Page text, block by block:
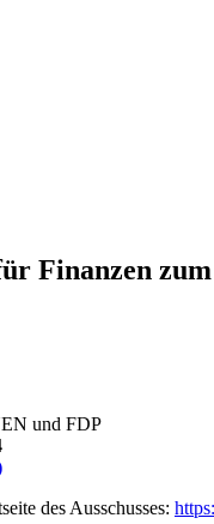
Finanzen
und FDP
des Ausschusses: